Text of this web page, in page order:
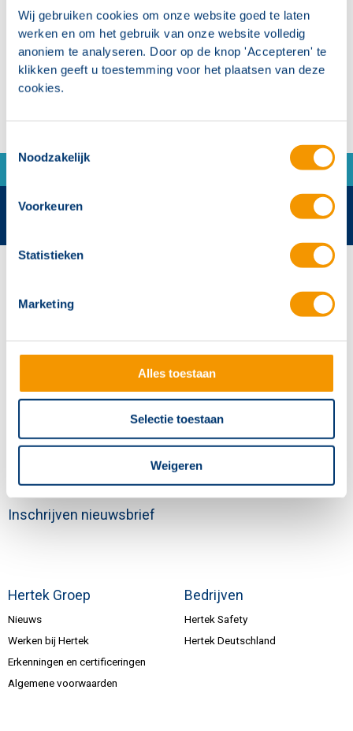
Wij gebruiken cookies om onze website goed te laten
werken en om het gebruik van onze website volledig
anoniem te analyseren. Door op de knop 'Accepteren' te
klikken geeft u toestemming voor het plaatsen van deze
cookies.
Noodzakelijk
Voorkeuren
Statistieken
Marketing
Alles toestaan
Selectie toestaan
Weigeren
Materiaal PVC
Afdichting PTFE
Hertek Groep
Nieuws
Werken bij Hertek
Erkenningen en certificeringen
Algemene voorwaarden
Bedrijven
Hertek Safety
Hertek Deutschland
Hertek Groep hoofdkantoor
info@hertek.nl
Volg ons
Inschrijven nieuwsbrief